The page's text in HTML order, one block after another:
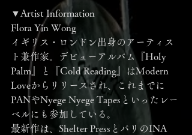
▼Artist Information
Flora Yin Wong
イギリス・ロンドン出身のアーティス
ト兼作家。デビューアルバム『Holy
Palm』と『Cold Reading』はModern
Loveからリリースされ、これまでに
PANやNyege Nyege Tapesといったレー
ベルにも参加している。
最新作は、Shelter PressとパリのINA